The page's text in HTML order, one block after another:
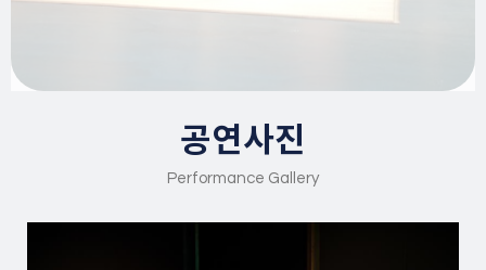
공연사진
Performance Gallery